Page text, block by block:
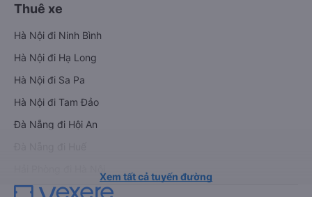
Thuê xe
Hà Nội đi Ninh Bình
Hà Nội đi Hạ Long
Hà Nội đi Sa Pa
Hà Nội đi Tam Đảo
Đà Nẵng đi Hội An
Xem tất cả tuyến đường